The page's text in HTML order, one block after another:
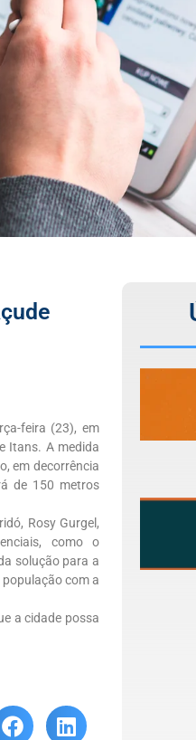
feira (23), em
Itans. A medida
em decorrência
de 150 metros
Rosy Gurgel,
como o
solução para a
com a
a cidade possa